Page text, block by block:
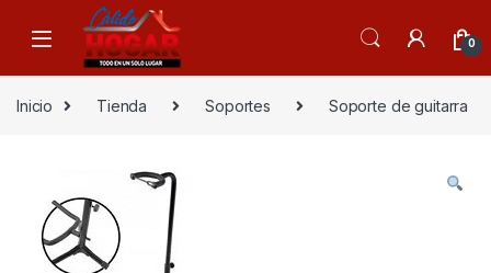
Skip to navigation
Skip to content
0
Inicio Tienda Soportes Soporte de guitarra